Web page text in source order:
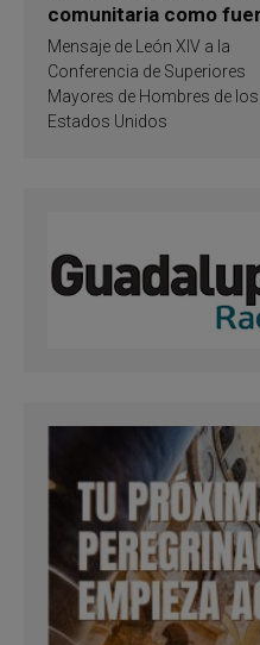
comunitaria como
de inspiración y
santificación
Mensaje de León XIV a la
Conferencia de Superiores
Mayores de Hombres de los
Estados Unidos